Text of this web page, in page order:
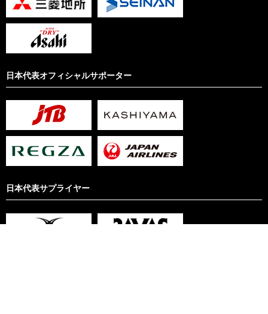
日本代表オフィシャルサポーター
日本代表サプライヤー